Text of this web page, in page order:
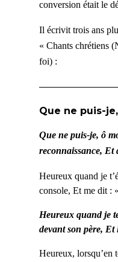
conversion était le
Il écrivit trois ans
« Chants chrétiens
foi) :
Que ne puis-
Que ne puis-je, ô
reconnaissance, Et
Heureux quand je
console, Et me dit :
Heureux quand je
devant son père,
Heureux, lorsqu’en